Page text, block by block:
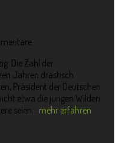
Die Zahl der
Jahren drastisch
Präsident der Deutschen
etwa die jungen Wilden
seien... mehr erfahren